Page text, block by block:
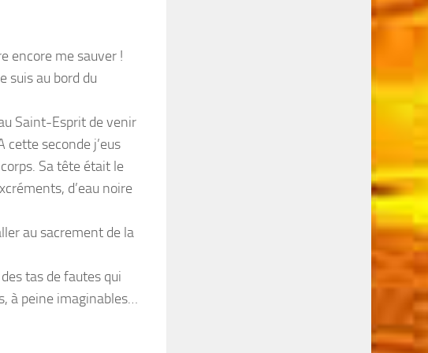
encore me sauver !
suis au bord du
Saint-Esprit de venir
cette seconde j’eus
Sa tête était le
d’eau noire
au sacrement de la
tas de fautes qui
à peine imaginables…